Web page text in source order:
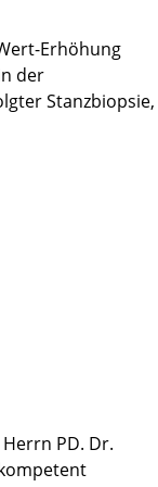
Erhöhung
der
Stanzbiopsie,
ausführliches
Dr. Salomon
Frau
OP
nach dem
PD. Dr.